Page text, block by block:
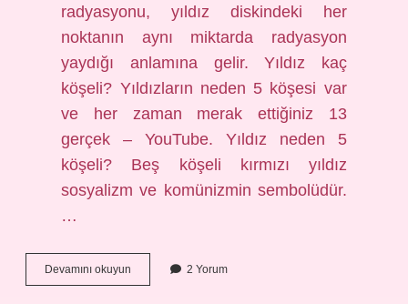
radyasyonu, yıldız diskindeki her
noktanın aynı miktarda radyasyon
yaydığı anlamına gelir. Yıldız kaç
köşeli? Yıldızların neden 5 köşesi var
ve her zaman merak ettiğiniz 13
gerçek – YouTube. Yıldız neden 5
köşeli? Beş köşeli kırmızı yıldız
sosyalizm ve komünizmin sembolüdür.
…
Devamını okuyun
Köşeli
2 Yorum